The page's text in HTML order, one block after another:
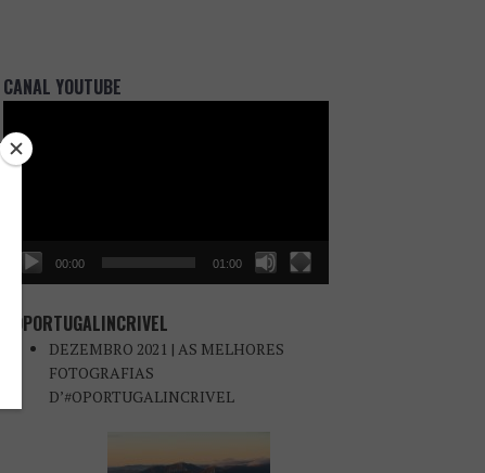
CANAL YOUTUBE
de
vídeo
00:00 01:00
#OPORTUGALINCRIVEL
DEZEMBRO 2021 | AS MELHORES
FOTOGRAFIAS
D’#OPORTUGALINCRIVEL